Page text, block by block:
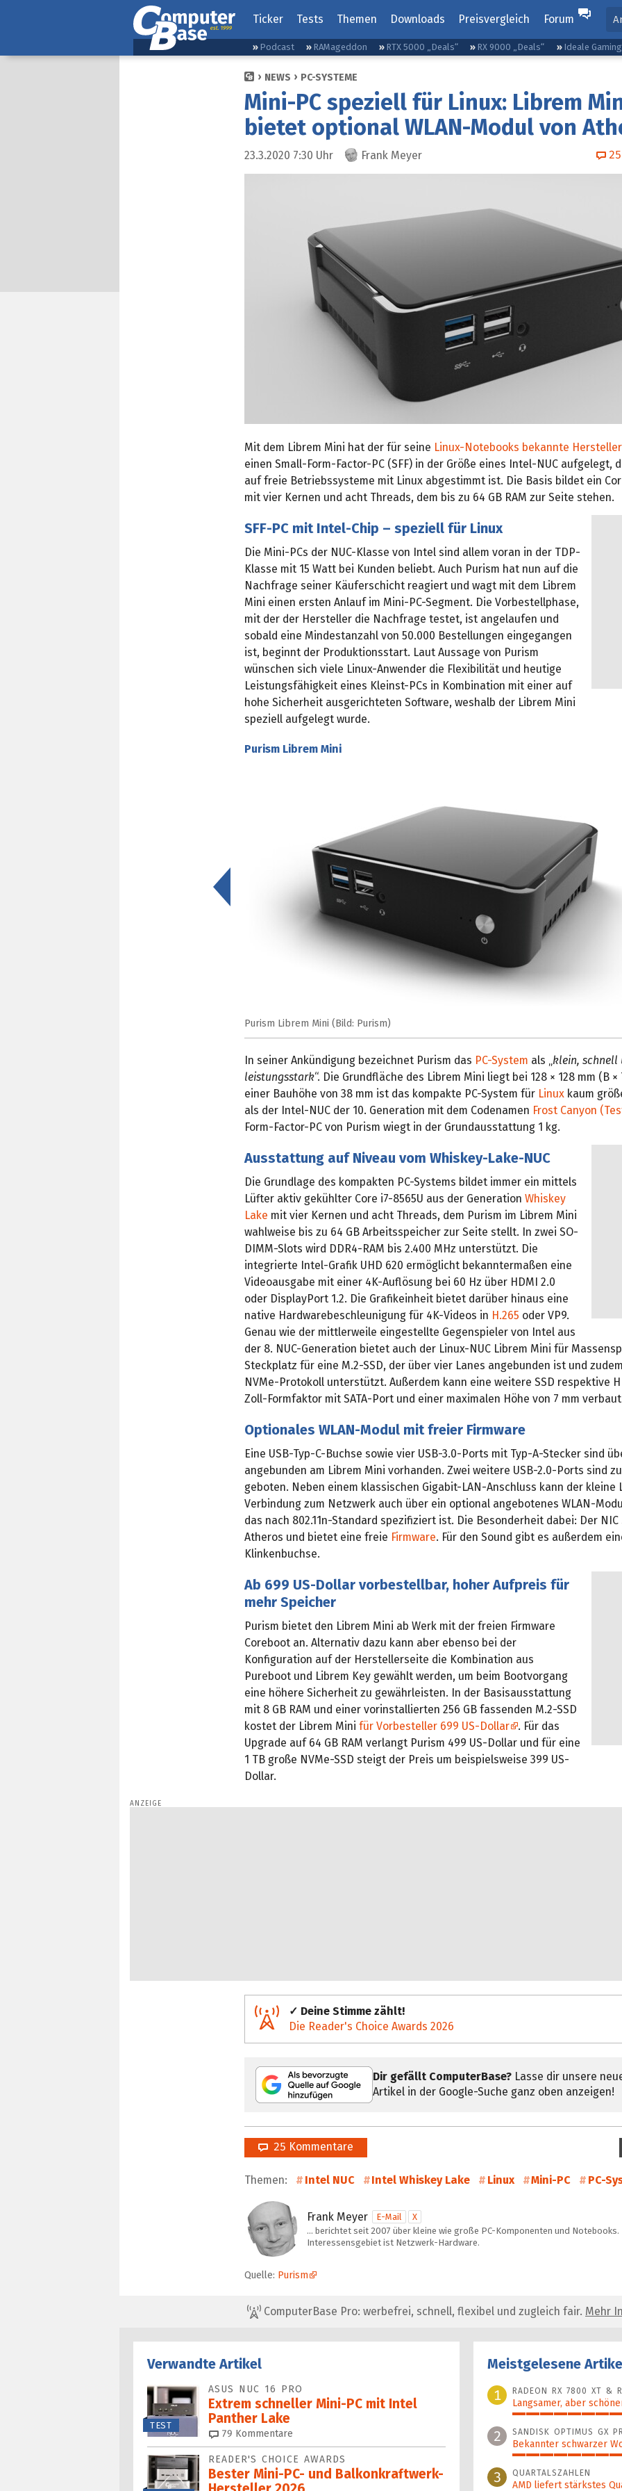
Ticker Tests Themen Downloads Preisvergleich Forum
Podcast RAMageddon RTX 5000 „Deals“ RX 9000 „Deals“ Ideale
NEWS PC-SYSTEME
Mini-PC speziell für Linux: Librem
bietet optional WLAN-Modul von
23.3.2020 7:30 Uhr Frank Meyer 25
Mit dem Librem Mini hat der für seine Linux-Notebooks bekannte
einen Small-Form-Factor-PC (SFF) in der Größe eines Intel-NUC aufgelegt,
auf freie Betriebssysteme mit Linux abgestimmt ist. Die Basis bildet ein
mit vier Kernen und acht Threads, dem bis zu 64 GB RAM zur Seite stehen.
SFF-PC mit Intel-Chip – speziell für Linux
Die Mini-PCs der NUC-Klasse von Intel sind allem voran in der TDP-
Klasse mit 15 Watt bei Kunden beliebt. Auch Purism hat nun auf die
Nachfrage seiner Käuferschicht reagiert und wagt mit dem Librem
Mini einen ersten Anlauf im Mini-PC-Segment. Die Vorbestellphase,
mit der der Hersteller die Nachfrage testet, ist angelaufen und
sobald eine Mindestanzahl von 50.000 Bestellungen eingegangen
ist, beginnt der Produktionsstart. Laut Aussage von Purism
wünschen sich viele Linux-Anwender die Flexibilität und heutige
Leistungsfähigkeit eines Kleinst-PCs in Kombination mit einer auf
hohe Sicherheit ausgerichteten Software, weshalb der Librem Mini
speziell aufgelegt wurde.
Purism Librem Mini
Purism Librem Mini (Bild: Purism)
<
In seiner Ankündigung bezeichnet Purism das PC-System als „klein, schnell
leistungsstark“. Die Grundfläche des Librem Mini liegt bei 128 × 128 mm (B
einer Bauhöhe von 38 mm ist das kompakte PC-System für Linux kaum
als der Intel-NUC der 10. Generation mit dem Codenamen Frost Canyon
Form-Factor-PC von Purism wiegt in der Grundausstattung 1 kg.
Ausstattung auf Niveau vom Whiskey-Lake-NUC
Die Grundlage des kompakten PC-Systems bildet immer ein mittels
Lüfter aktiv gekühlter Core i7-8565U aus der Generation Whiskey
Lake mit vier Kernen und acht Threads, dem Purism im Librem Mini
wahlweise bis zu 64 GB Arbeitsspeicher zur Seite stellt. In zwei SO-
DIMM-Slots wird DDR4-RAM bis 2.400 MHz unterstützt. Die
integrierte Intel-Grafik UHD 620 ermöglicht bekanntermaßen eine
Videoausgabe mit einer 4K-Auflösung bei 60 Hz über HDMI 2.0
oder DisplayPort 1.2. Die Grafikeinheit bietet darüber hinaus eine
native Hardwarebeschleunigung für 4K-Videos in H.265 oder VP9.
Genau wie der mittlerweile eingestellte Gegenspieler von Intel aus
der 8. NUC-Generation bietet auch der Linux-NUC Librem Mini für
Steckplatz für eine M.2-SSD, der über vier Lanes angebunden ist und
NVMe-Protokoll unterstützt. Außerdem kann eine weitere SSD respektive
Zoll-Formfaktor mit SATA-Port und einer maximalen Höhe von 7 mm
Optionales WLAN-Modul mit freier Firmware
Eine USB-Typ-C-Buchse sowie vier USB-3.0-Ports mit Typ-A-Stecker sind
angebunden am Librem Mini vorhanden. Zwei weitere USB-2.0-Ports sind
geboten. Neben einem klassischen Gigabit-LAN-Anschluss kann der kleine
Verbindung zum Netzwerk auch über ein optional angebotenes WLAN-
das nach 802.11n-Standard spezifiziert ist. Die Besonderheit dabei: Der
Atheros und bietet eine freie Firmware. Für den Sound gibt es außerdem
Klinkenbuchse.
Ab 699 US-Dollar vorbestellbar, hoher Aufpreis für
mehr Speicher
Purism bietet den Librem Mini ab Werk mit der freien Firmware
Coreboot an. Alternativ dazu kann aber ebenso bei der
Konfiguration auf der Herstellerseite die Kombination aus
Pureboot und Librem Key gewählt werden, um beim Bootvorgang
eine höhere Sicherheit zu gewährleisten. In der Basisausstattung
mit 8 GB RAM und einer vorinstallierten 256 GB fassenden M.2-SSD
kostet der Librem Mini für Vorbesteller 699 US-Dollar
. Für das
Upgrade auf 64 GB RAM verlangt Purism 499 US-Dollar und für eine
1 TB große NVMe-SSD steigt der Preis um beispielsweise 399 US-
Dollar.
✓ Deine Stimme zählt!
Die Reader's Choice Awards 2026
Dir gefällt ComputerBase? Lasse dir unsere
Artikel in der Google-Suche ganz oben anzeigen!
25 Kommentare
Themen: Intel NUC Intel Whiskey Lake Linux Mini-PC PC-
Frank Meyer E-Mail
X
… berichtet seit 2007 über kleine wie große PC-Komponenten und Notebooks.
Interessensgebiet ist Netzwerk-Hardware.
Quelle: Purism
ComputerBase Pro: werbefrei, schnell, flexibel und zugleich fair. Mehr
Verwandte Artikel
TEST
ASUS NUC 16 PRO
Extrem schneller Mini-PC mit Intel
Panther Lake
79 Kommentare
READER'S CHOICE AWARDS
Bester Mini-PC- und Balkonkraftwerk-
Meistgelesene
1
RADEON RX 7800 XT &
Langsamer, aber
100%
2 SANDISK OPTIMUS GX
Bekannter schwarzer
46%
3 QUARTALSZAHLEN
AMD liefert stärkstes